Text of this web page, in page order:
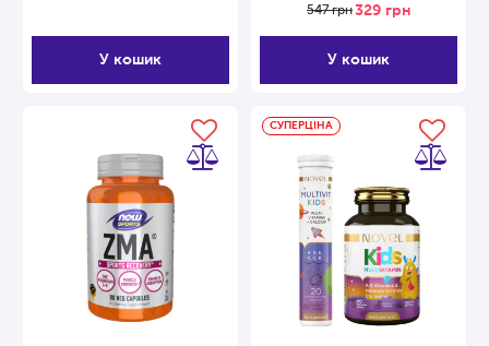
У кошик
547грн 329 грн
У кошик
СУПЕРЦІНА